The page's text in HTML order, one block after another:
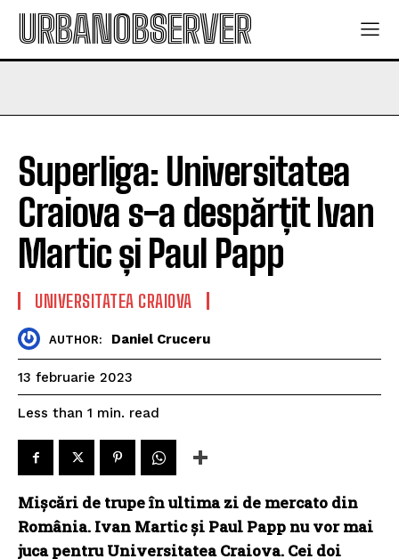
URBANOBSERVER
Superliga: Universitatea
Craiova s-a despărțit Ivan
Martic și Paul Papp
UNIVERSITATEA CRAIOVA
AUTHOR: Daniel Cruceru
13 februarie 2023
Less than 1 min. read
Mișcări de trupe în ultima zi de mercato din
România. Ivan Martic și Paul Papp nu vor mai
juca pentru Universitatea Craiova. Cei doi